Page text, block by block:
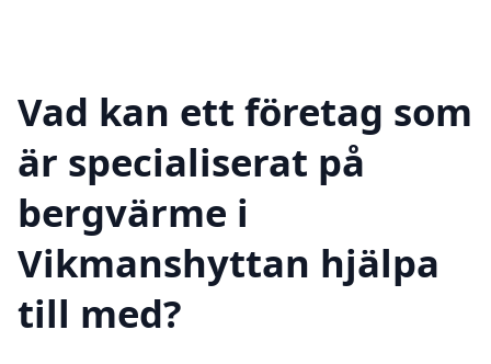
Vad kan ett företag som
är specialiserat på
bergvärme i
Vikmanshyttan hjälpa
till med?